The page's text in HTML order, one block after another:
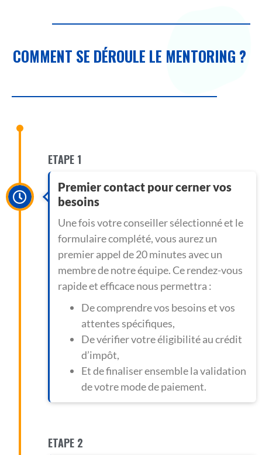
COMMENT SE DÉROULE LE MENTORING ?
ETAPE 1
Premier contact pour cerner vos
besoins
Une fois votre conseiller sélectionné et le
formulaire complété, vous aurez un
premier appel de 20 minutes avec un
membre de notre équipe. Ce rendez-vous
rapide et efficace nous permettra :
De comprendre vos besoins et vos
attentes spécifiques,
De vérifier votre éligibilité au crédit
d’impôt,
Et de finaliser ensemble la validation
de votre mode de paiement.
ETAPE 2